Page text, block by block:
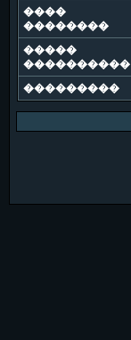
����
��������
�����
����������
���������